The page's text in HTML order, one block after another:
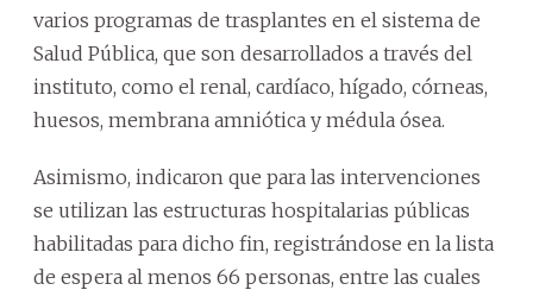
varios programas de trasplantes en el sistema de
Salud Pública, que son desarrollados a través del
instituto, como el renal, cardíaco, hígado, córneas,
huesos, membrana amniótica y médula ósea.
Asimismo, indicaron que para las intervenciones
se utilizan las estructuras hospitalarias públicas
habilitadas para dicho fin, registrándose en la lista
de espera al menos 66 personas, entre las cuales